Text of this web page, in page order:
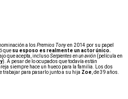
a los Premios Tonyen 2014 por su papel
quesu esposo es realmente un actor único.
que acepta, inclusoSerpientes en un avión (película en
). A pesar de lo ocupados que todavía están
siempre hace un hueco para la familia.
Los dos
trabajar para pasarlo junto a su hija Zoe , de 39 años.